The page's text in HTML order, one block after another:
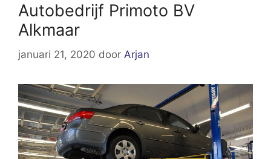
Autobedrijf Primoto BV
Alkmaar
januari 21, 2020 door Arjan